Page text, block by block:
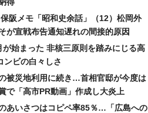
阪メモ「昭和史余話」（12）松岡外
が宣戦布告通知遅れの間接的原因
が始まった 非核三原則を踏みにじる高
ンビの白々しさ
被災地利用に続き…首相官邸が今度は
で「高市PR動画」作成し大炎上
あいさつはコピペ率85％…「広島への